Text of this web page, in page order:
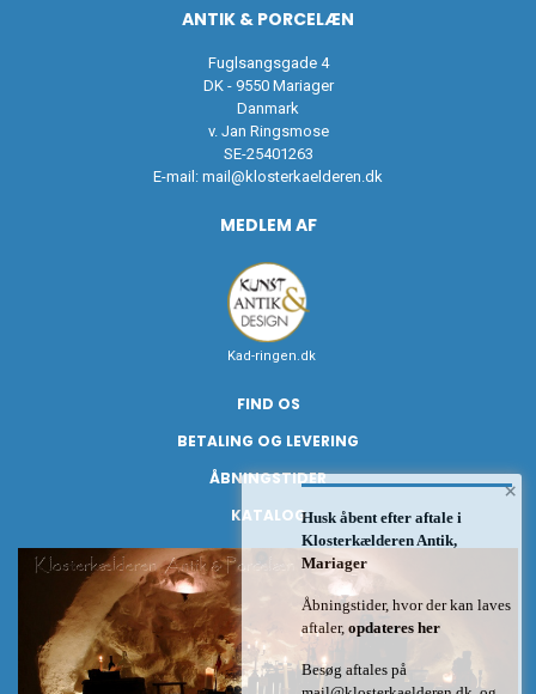
ANTIK & PORCELÆN
Fuglsangsgade 4
DK - 9550 Mariager
Danmark
v. Jan Ringsmose
SE-25401263
E-mail: mail@klosterkaelderen.dk
MEDLEM AF
Kad-ringen.dk
FIND OS
BETALING OG LEVERING
ÅBNINGSTIDER
KATALOG
×
Husk åbent efter aftale i
Klosterkælderen Antik,
Mariager
Åbningstider, hvor der kan laves
aftaler, opdateres her
Besøg aftales på